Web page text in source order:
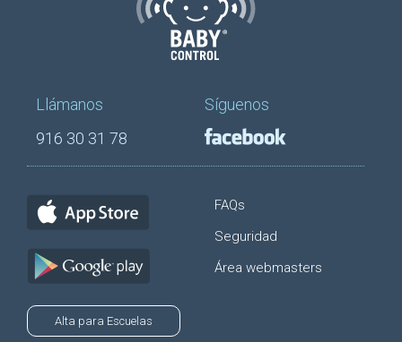
Llámanos
916 30 31 78
Síguenos
FAQs
Seguridad
Área webmasters
Alta para Escuelas